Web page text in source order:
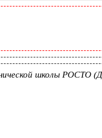
школы